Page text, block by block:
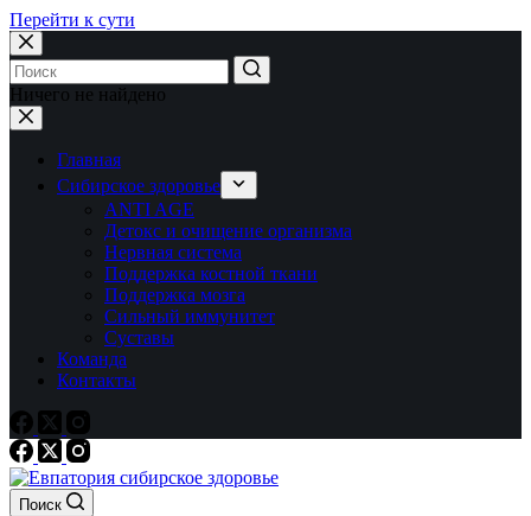
Перейти к сути
Ничего не найдено
Главная
Сибирское здоровье
ANTI AGE
Детокс и очищение организма
Нервная система
Поддержка костной ткани
Поддержка мозга
Сильный иммунитет
Суставы
Команда
Контакты
Поиск